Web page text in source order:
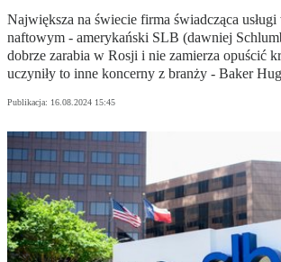
Największa na świecie firma świadcząca usługi
naftowym - amerykański SLB (dawniej
dobrze zarabia w Rosji i nie zamierza opuścić
uczyniły to inne koncerny z branży - Baker
Publikacja: 16.08.2024 15:45